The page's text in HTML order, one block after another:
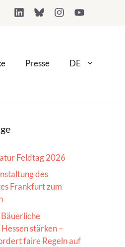
Presse DE
Feldtag 2026
des
Frankfurt zum
stärken –
faire Regeln auf